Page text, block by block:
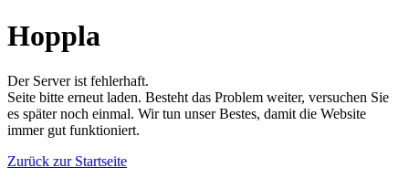
Hoppla
Der Server ist fehlerhaft.
Seite bitte erneut laden. Besteht das Problem weiter, versuchen Sie
es später noch einmal. Wir tun unser Bestes, damit die Website
immer gut funktioniert.
Zurück zur Startseite